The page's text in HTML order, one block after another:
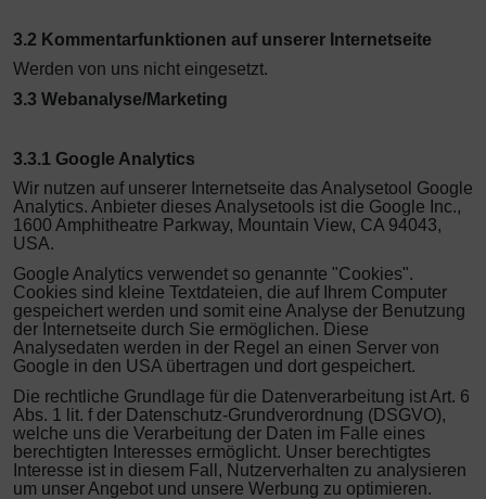
3.2 Kommentarfunktionen auf unserer Internetseite
Werden von uns nicht eingesetzt.
3.3 Webanalyse/Marketing
3.3.1 Google Analytics
Wir nutzen auf unserer Internetseite das Analysetool Google
Analytics. Anbieter dieses Analysetools ist die Google Inc.,
1600 Amphitheatre Parkway, Mountain View, CA 94043,
USA.
Google Analytics verwendet so genannte "Cookies".
Cookies sind kleine Textdateien, die auf Ihrem Computer
gespeichert werden und somit eine Analyse der Benutzung
der Internetseite durch Sie ermöglichen. Diese
Analysedaten werden in der Regel an einen Server von
Google in den USA übertragen und dort gespeichert.
Die rechtliche Grundlage für die Datenverarbeitung ist Art. 6
Abs. 1 lit. f der Datenschutz-Grundverordnung (DSGVO),
welche uns die Verarbeitung der Daten im Falle eines
berechtigten Interesses ermöglicht. Unser berechtigtes
Interesse ist in diesem Fall, Nutzerverhalten zu analysieren
um unser Angebot und unsere Werbung zu optimieren.